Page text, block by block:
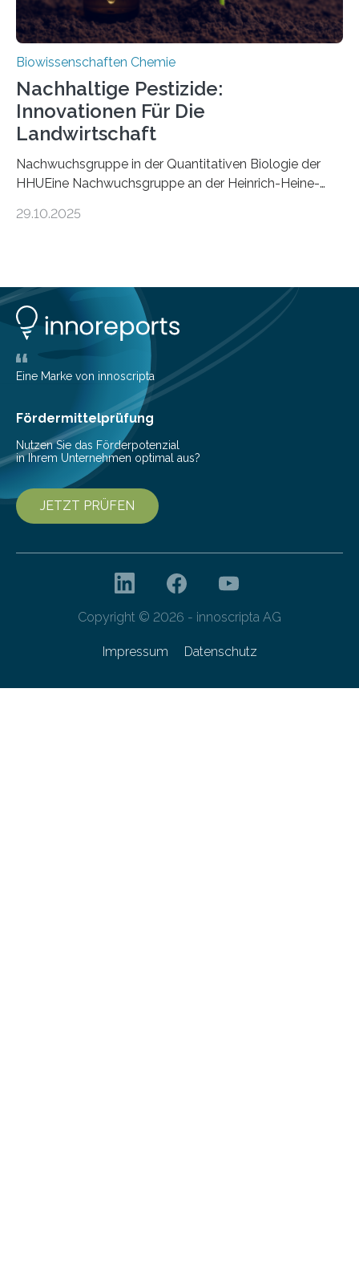
Biowissenschaften Chemie
Nachhaltige Pestizide:
Innovationen Für Die
Landwirtschaft
Nachwuchsgruppe in der Quantitativen Biologie der
HHUEine Nachwuchsgruppe an der Heinrich-Heine-
fünf Jahren erforschen, wie Bakterien auf
Insektenblume. Das Bundesministerium für Forschung,
Technologie und Raumfahrt (BMFTR) fördert das
Projekt im Rahmen der Nationalen
Bioökonomiestrategie mit rund 2,7 Millionen Euro.
Pestizide sind äußerst wichtig, um die globale
Ernährung zu sichern. Ohne sie besteht die weltweite
Gefahr erheblicher…
29.10.2025
Eine Marke von innoscripta
Fördermittelprüfung
Nutzen Sie das Förderpotenzial
in Ihrem Unternehmen optimal aus?
JETZT PRÜFEN
Copyright © 2026 - innoscripta AG
Impressum Datenschutz